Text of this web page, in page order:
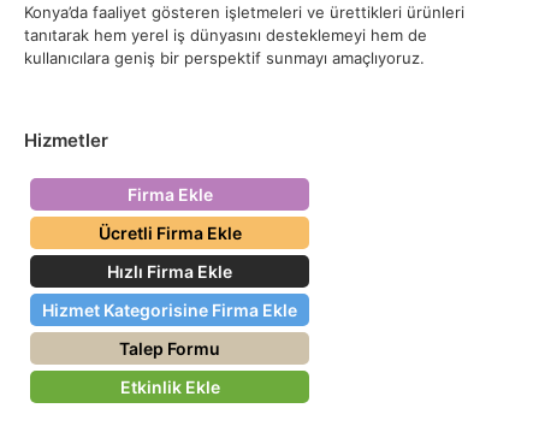
Konya’da faaliyet gösteren işletmeleri ve ürettikleri ürünleri
tanıtarak hem yerel iş dünyasını desteklemeyi hem de
kullanıcılara geniş bir perspektif sunmayı amaçlıyoruz.
Hizmetler
Firma Ekle
Ücretli Firma Ekle
Hızlı Firma Ekle
Hizmet Kategorisine Firma Ekle
Talep Formu
Etkinlik Ekle